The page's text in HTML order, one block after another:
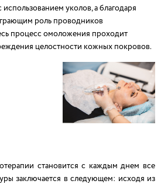
уколов, а благодаря
роль проводников
процесс омоложения проходит
целостности кожных покровов.
становится с каждым днем все
заключается в следующем: исходя из